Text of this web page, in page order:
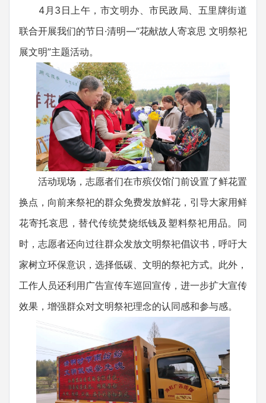
4月3日上午，市文明办、市民政局、五里牌街道
联合开展我们的节日·清明—“花献故人寄哀思 文明祭祀
展文明”主题活动。
活动现场，志愿者们在市殡仪馆门前设置了鲜花置
换点，向前来祭祀的群众免费发放鲜花，引导大家用鲜
花寄托哀思，替代传统焚烧纸钱及塑料祭祀用品。同
时，志愿者还向过往群众发放文明祭祀倡议书，呼吁大
家树立环保意识，选择低碳、文明的祭祀方式。此外，
工作人员还利用广告宣传车巡回宣传，进一步扩大宣传
效果，增强群众对文明祭祀理念的认同感和参与感。